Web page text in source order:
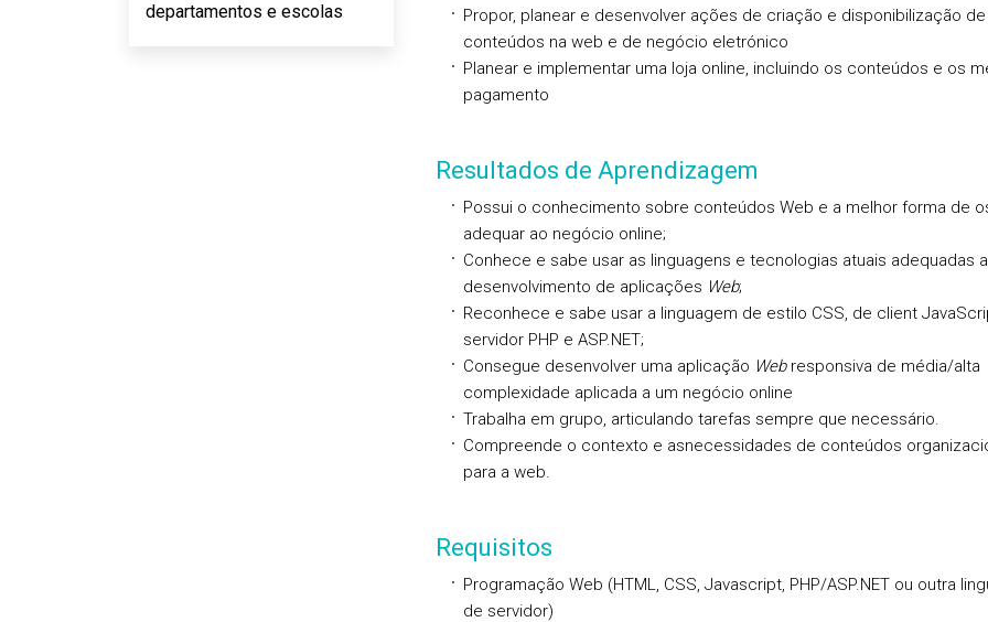
departamentos e escolas
Propor, planear e desenvolver ações de criação e disponibilização de
conteúdos na web e de negócio eletrónico
Planear e implementar uma loja online, incluindo os conteúdos e os
pagamento
Resultados de Aprendizagem
Possui o conhecimento sobre conteúdos Web e a melhor forma de
adequar ao negócio online;
Conhece e sabe usar as linguagens e tecnologias atuais adequadas
desenvolvimento de aplicações Web;
Reconhece e sabe usar a linguagem de estilo CSS, de client
servidor PHP e ASP.NET;
Consegue desenvolver uma aplicação Webresponsiva de média/alta
complexidade aplicada a um negócio online
Trabalha em grupo, articulando tarefas sempre que necessário.
Compreende o contexto e asnecessidades de conteúdos
para a web.
Requisitos
Programação Web (HTML, CSS, Javascript, PHP/ASP.NET ou outra
de servidor)